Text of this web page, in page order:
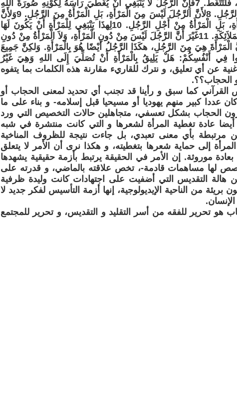
قَبِيحًا بِالْمَرْأَةِ أَنْ تُقَصَّ أَوْ تُحْلَقَ، فَلْتَتَغَطَّ. 7فَإِنَّ الرَّجُلَ لاَ يَنْبَغِي أَنْ يُغَطِّيَ رَأْسَهُ لِكَوْنِهِ صُورَةَ اللهِ
وَمَجْدَهُ. وَأَمَّا الْمَرْأَةُ فَهِيَ مَجْدُ الرَّجُلِ. 8لأَنَّ الرَّجُلَ لَيْسَ مِنَ الْمَرْأَةِ، بَلِ الْمَرْأَةُ مِنَ الرَّجُلِ. 9وَلأَنَّ
الرَّجُلَ لَمْ يُخْلَقْ مِنْ أَجْلِ الْمَرْأَةِ، بَلِ الْمَرْأَةُ مِنْ أَجْلِ الرَّجُلِ. 10لِهذَا يَنْبَغِي لِلْمَرْأَةِ أَنْ يَكُونَ لَهَا
سُلْطَانٌ عَلَى رَأْسِهَا، مِنْ أَجْلِ الْمَلاَئِكَةِ. 11غَيْرَ أَنَّ الرَّجُلَ لَيْسَ مِنْ دُونِ الْمَرْأَةِ، وَلاَ الْمَرْأَةُ مِنْ دُونِ
12لأَنَّهُ كَمَا أَنَّ الْمَرْأَةَ هِيَ مِنَ الرَّجُلِ، هكَذَا الرَّجُلُ أَيْضًا هُوَ بِالْمَرْأَةِ. وَلكِنَّ جَمِيعَ
هِيَ مِنَ اللهِ. 13احْكُمُوا فِي أَنْفُسِكُمْ: هَلْ يَلِيقُ بِالْمَرْأَةِ أَنْ تُصَلِّيَ إِلَى اللهِ وَهِيَ غَيْرُ
عن أي تعليق، و نترك للقاريء مقارنة هذه الكلمات بما يتفوه
الحجاب؟؟.
القرآني كما سبق و رأينا قد تجنب أي تحديد لمعنى الحجاب أو
عددا كبير منهم يهوديا أو مسيحيا قبل إسلامه- و بناء على ما
الحجاب بشكل تعسفي، متجاهلين حالات التخصيص التي ورد
عادة تغطية المرأة لشعرها و التي كانت منتشرة في شبه
مرتبطة بأي معنى تعبدي، بل جاءت نتيجة للظروف المناخية
إلى حماية شعرها بتغطيته، و هكذا نرى أن الأمر لا يتعلق
موروثة. إن الأمر في الحقيقة يرتبط بأزمة حقيقية يشهدها
لها مساهمات قادمة-، تخص علاقته بالماضي، و قدرته على
التقديس التي أضفيت على اجتهادات كانت وليدة ظرفية
بريئة من الناحية الإيديولوجية، إنها أزمة التأسيس لفكر جديد لا
هو تحرير للفقه من أسر التقليد و التقديس، و تحرير للمجتمع